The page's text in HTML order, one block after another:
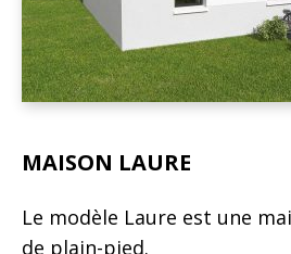
MAISON LAURE
Le modèle Laure est une
de plain-pied.